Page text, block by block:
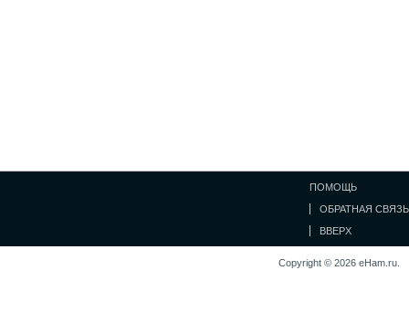
ПОМОЩЬ
ОБРАТНАЯ СВЯЗЬ
ВВЕРХ
Copyright © 2026 eHam.ru.